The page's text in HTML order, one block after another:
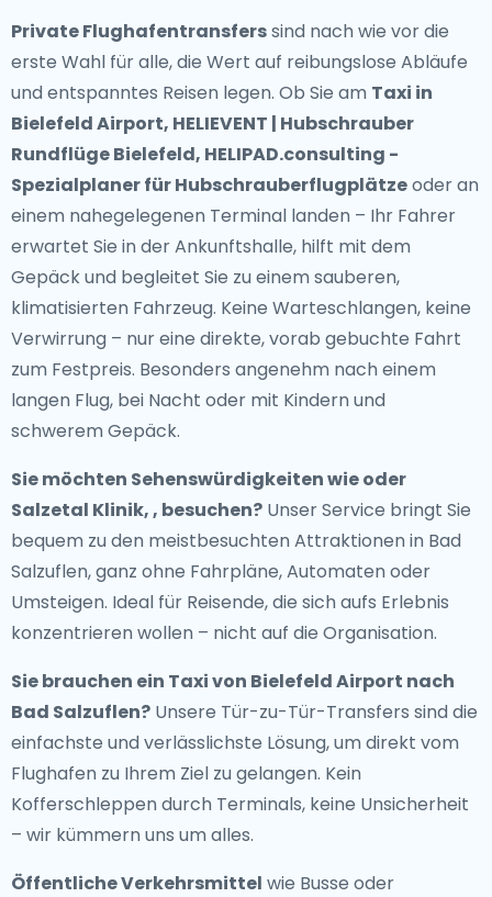
Private Flughafentransferssind nach wie vor die
erste Wahl für alle, die Wert auf reibungslose Abläufe
und entspanntes Reisen legen. Ob Sie am Taxi in
Bielefeld Airport, HELIEVENT | Hubschrauber
Rundflüge Bielefeld, HELIPAD.consulting -
Spezialplaner für Hubschrauberflugplätzeoder an
einem nahegelegenen Terminal landen – Ihr Fahrer
erwartet Sie in der Ankunftshalle, hilft mit dem
Gepäck und begleitet Sie zu einem sauberen,
klimatisierten Fahrzeug. Keine Warteschlangen, keine
Verwirrung – nur eine direkte, vorab gebuchte Fahrt
zum Festpreis. Besonders angenehm nach einem
langen Flug, bei Nacht oder mit Kindern und
schwerem Gepäck.
Sie möchten Sehenswürdigkeiten wie oder
Salzetal Klinik, , besuchen? Unser Service bringt Sie
bequem zu den meistbesuchten Attraktionen in Bad
Salzuflen, ganz ohne Fahrpläne, Automaten oder
Umsteigen. Ideal für Reisende, die sich aufs Erlebnis
konzentrieren wollen – nicht auf die Organisation.
Sie brauchen ein Taxi von Bielefeld Airport nach
Bad Salzuflen? Unsere Tür-zu-Tür-Transfers sind die
einfachste und verlässlichste Lösung, um direkt vom
Flughafen zu Ihrem Ziel zu gelangen. Kein
Kofferschleppen durch Terminals, keine Unsicherheit
– wir kümmern uns um alles.
Öffentliche Verkehrsmittel wie Busse oder